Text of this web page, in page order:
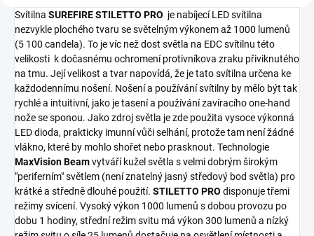
Svítilna SUREFIRE STILETTO PRO je nabíjecí LED svítilna
nezvykle plochého tvaru se světelným výkonem až 1000 lumenů
(5 100 candela). To je víc než dost světla na EDC svítilnu této
velikosti k dočasnému ochromení protivníkova zraku přiviknutého
na tmu. Její velikost a tvar napovídá, že je tato svítilna určena ke
každodennímu nošení. Nošení a používání svítilny by mělo být tak
rychlé a intuitivní, jako je tasení a používání zavíracího one-hand
nože se sponou. Jako zdroj světla je zde použita vysoce výkonná
LED dioda, prakticky imunní vůči selhání, protože tam není žádné
vlákno, které by mohlo shořet nebo prasknout. Technologie
MaxVision Beamvytváří kužel světla s velmi dobrým širokým
"periferním" světlem (není znatelný jasný středový bod světla) pro
krátké a středně dlouhé použití. STILETTO PRO disponuje třemi
režimy svícení. Vysoký výkon 1000 lumenů s dobou provozu po
dobu 1 hodiny, střední režim svitu má výkon 300 lumenů a nízký